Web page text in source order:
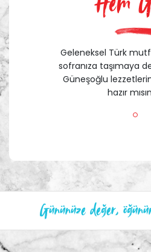
Geleneksel Türk
sofranıza taşımaya
Güneşoğlu
hazır
Gününüze değer,